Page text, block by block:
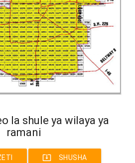
la shule ya wilaya ya
ramani
system_update_alt SHUSHA